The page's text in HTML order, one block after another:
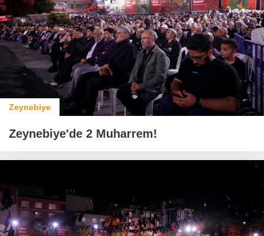
Zeynebiye
Zeynebiye'de 2 Muharrem!